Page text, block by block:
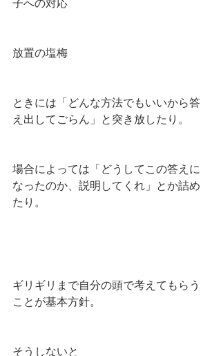
放置の塩梅
ときには「どんな方法でもいいから答
え出してごらん」と突き放したり。
場合によっては「どうしてこの答えに
なったのか、説明してくれ」とか詰め
たり。
ギリギリまで自分の頭で考えてもらう
ことが基本方針。
そうしないと